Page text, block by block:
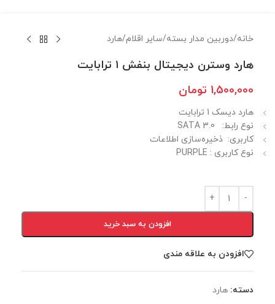
خانه/دوربين مدار بسته/ساير اقلام/هارد
هارد وسترن دیجیتال بنفش ۱ ترابایت
1,500,000 تومان
هارد دیسک 1 ترابایت
نوع رابط: SATA 3.0
کاربری: ذخیره‌سازی اطلاعات
نوع کاربری : PURPLE
افزودن به سبد خرید
افزودن به علاقه مندی
دسته: هارد